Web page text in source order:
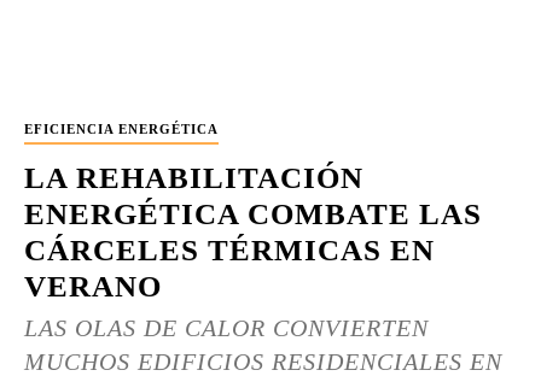
EFICIENCIA ENERGÉTICA
LA REHABILITACIÓN
ENERGÉTICA COMBATE LAS
CÁRCELES TÉRMICAS EN
VERANO
LAS OLAS DE CALOR CONVIERTEN
MUCHOS EDIFICIOS RESIDENCIALES EN